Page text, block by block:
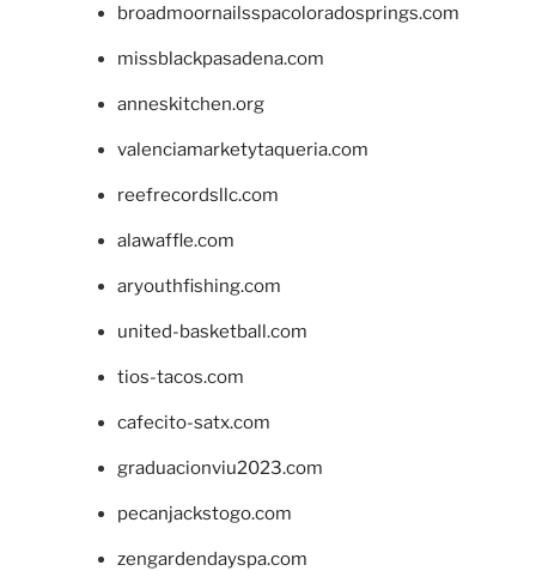
broadmoornailsspacoloradosprings.com
missblackpasadena.com
anneskitchen.org
valenciamarketytaqueria.com
reefrecordsllc.com
alawaffle.com
aryouthfishing.com
united-basketball.com
tios-tacos.com
cafecito-satx.com
graduacionviu2023.com
pecanjackstogo.com
zengardendayspa.com